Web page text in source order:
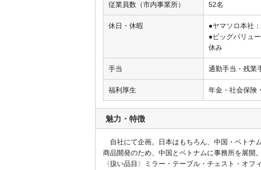
従業員数（市内事業所） 52名
休日・休暇
●ヤマソロ本社
●ビッグバリュ
休
手当 通勤手当・残
福利厚生 年金・社会保険
魅力・特徴
自社にて企画。日本はもちろん、中国・ベトナ
商品開発のため、中国とベトナムに事務所を展開。
〈扱い品目〉ミラー・テーブル・チェスト・オフ